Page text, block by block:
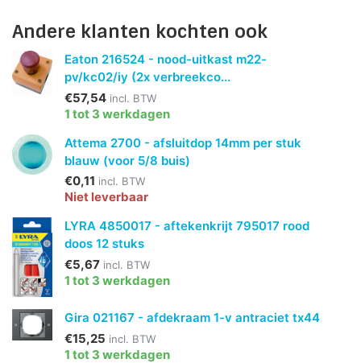
Andere klanten kochten ook
Eaton 216524 - nood-uitkast m22-
pv/kc02/iy (2x verbreekco...
€57,54 incl. BTW
1 tot 3 werkdagen
Attema 2700 - afsluitdop 14mm per stuk
blauw (voor 5/8 buis)
€0,11 incl. BTW
Niet leverbaar
LYRA 4850017 - aftekenkrijt 795017 rood
doos 12 stuks
€5,67 incl. BTW
1 tot 3 werkdagen
Gira 021167 - afdekraam 1-v antraciet tx44
€15,25 incl. BTW
1 tot 3 werkdagen